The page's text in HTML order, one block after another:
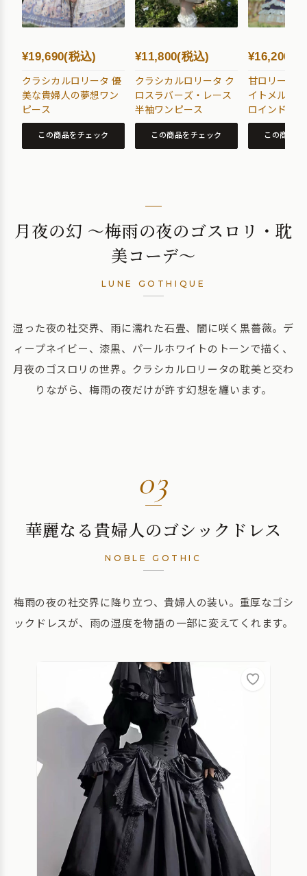
¥19,690(税込)
クラシカルロリータ 優
美な貴婦人の夢想ワン
ピース
この商品をチェック
¥11,800(税込)
クラシカルロリータ ク
ロスラバーズ・レース
半袖ワンピース
この商品をチェック
¥16,200(
甘ロリータ
イトメルヘ
ロインドレ
ス
この商品を
月夜の幻 〜梅雨の夜のゴスロリ・耽
美コーデ〜
LUNE GOTHIQUE
湿った夜の社交界、雨に濡れた石畳、闇に咲く黒薔薇。デ
ィープネイビー、漆黒、パールホワイトのトーンで描く、
月夜のゴスロリの世界。クラシカルロリータの耽美と交わ
りながら、梅雨の夜だけが許す幻想を纏います。
03
華麗なる貴婦人のゴシックドレス
NOBLE GOTHIC
梅雨の夜の社交界に降り立つ、貴婦人の装い。重厚なゴシ
ックドレスが、雨の湿度を物語の一部に変えてくれます。